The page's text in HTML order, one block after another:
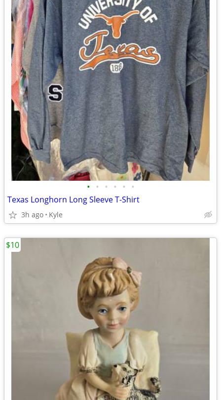
• • • • • •
Texas Longhorn Long Sleeve T-Shirt
3h ago Kyle
$10